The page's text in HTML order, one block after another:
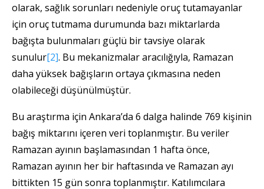
olarak, sağlık sorunları nedeniyle oruç tutamayanlar
için oruç tutmama durumunda bazı miktarlarda
bağışta bulunmaları güçlü bir tavsiye olarak
sunulur[2]. Bu mekanizmalar aracılığıyla, Ramazan
daha yüksek bağışların ortaya çıkmasına neden
olabileceği düşünülmüştür.
Bu araştırma için Ankara’da 6 dalga halinde 769 kişinin
bağış miktarını içeren veri toplanmıştır. Bu veriler
Ramazan ayının başlamasından 1 hafta önce,
Ramazan ayının her bir haftasında ve Ramazan ayı
bittikten 15 gün sonra toplanmıştır. Katılımcılara